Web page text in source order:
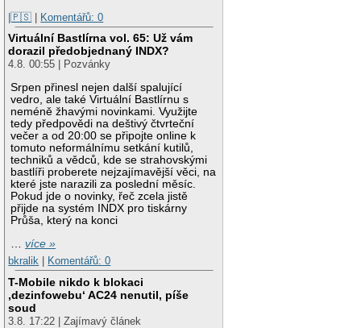
|🇵🇸 | Komentářů: 0
Virtuální Bastlírna vol. 65: Už vám
dorazil předobjednaný INDX?
4.8. 00:55 | Pozvánky
Srpen přinesl nejen další spalující
vedro, ale také Virtuální Bastlírnu s
neméně žhavými novinkami. Využijte
tedy předpovědi na deštivý čtvrteční
večer a od 20:00 se připojte online k
tomuto neformálnímu setkání kutilů,
techniků a vědců, kde se strahovskými
bastlíři proberete nejzajímavější věci, na
které jste narazili za poslední měsíc.
Pokud jde o novinky, řeč zcela jistě
přijde na systém INDX pro tiskárny
Průša, který na konci
…více »
bkralik
Komentářů: 0
T-Mobile nikdo k blokaci
‚dezinfowebu‘ AC24 nenutil, píše
soud
3.8. 17:22 | Zajímavý článek